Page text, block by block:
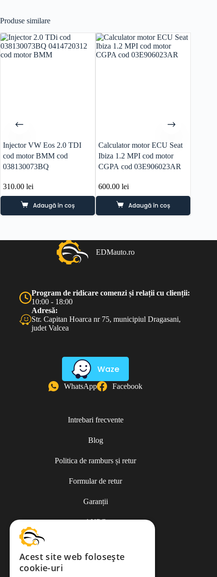
Produse similare
Injector VW Eos 2.0 TDI
cod motor BMM cod
038130073BQ
310.00 lei
Adaugă în coș
Calculator motor ECU Seat
Ibiza 1.2 MPI cod motor
CGPA cod 03E906023AR
600.00lei
Adaugă în coș
EDMauto.ro
Program de ridicare comenzi și relații cu clienții:
10:00 - 18:00
Adresă:
Str. Capitan Hoarca nr 75, municipiul Dragasani,
judet Valcea
Waze
WhatsApp Facebook
Intrebari frecvente
Blog
Politica de ramburs și retur
Formular de retur
Garanții
ANPC
Acest site web folosește
cookie-uri